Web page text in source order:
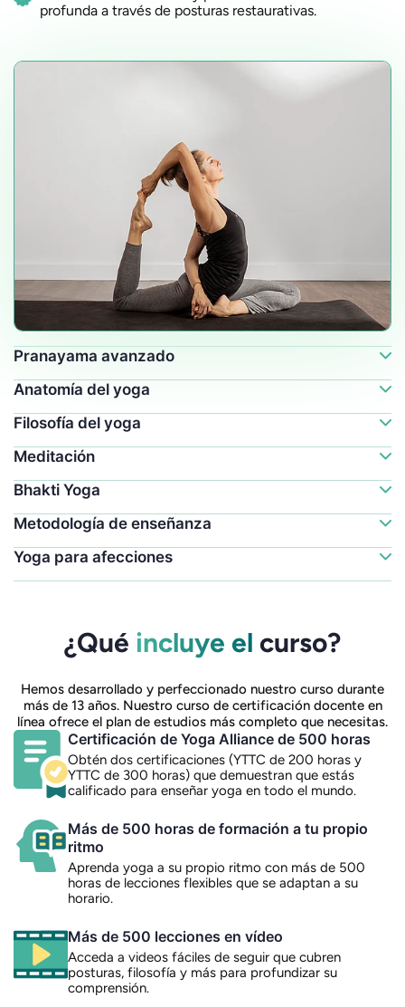
profunda a través de posturas restaurativas.
Pranayama avanzado
Anatomía del yoga
Filosofía del yoga
Meditación
Bhakti Yoga
Metodología de enseñanza
Yoga para afecciones
¿Qué incluye el curso?
Hemos desarrollado y perfeccionado nuestro curso durante
más de 13 años. Nuestro curso de certificación docente en
línea ofrece el plan de estudios más completo que necesitas.
Certificación de Yoga Alliance de 500 horas
Obtén dos certificaciones (YTTC de 200 horas y
YTTC de 300 horas) que demuestran que estás
calificado para enseñar yoga en todo el mundo.
Más de 500 horas de formación a tu propio
ritmo
Aprenda yoga a su propio ritmo con más de 500
horas de lecciones flexibles que se adaptan a su
horario.
Más de 500 lecciones en vídeo
Acceda a videos fáciles de seguir que cubren
posturas, filosofía y más para profundizar su
comprensión.